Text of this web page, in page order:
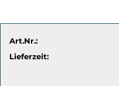
Art.Nr.:
Lieferzeit: